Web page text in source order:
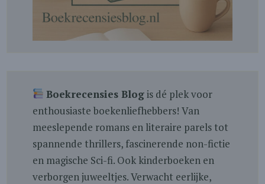
Boekrecensies Blogis dé plek voor
enthousiaste boekenliefhebbers! Van
meeslepende romans en literaire parels tot
spannende thrillers, fascinerende non-fictie
en magische Sci-fi. Ook kinderboeken en
verborgen juweeltjes. Verwacht eerlijke,